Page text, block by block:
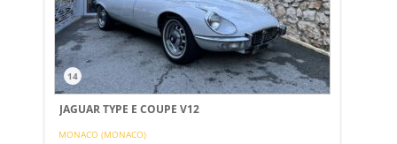
14
JAGUAR TYPE E COUPE V12
MONACO (MONACO)